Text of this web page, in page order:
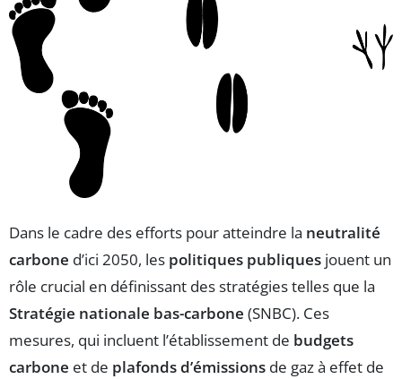
Dans le cadre des efforts pour atteindre la neutralité
carbone d’ici 2050, les politiques publiques jouent un
rôle crucial en définissant des stratégies telles que la
Stratégie nationale bas-carbone (SNBC). Ces
mesures, qui incluent l’établissement de budgets
carbone et de plafonds d’émissions de gaz à effet de